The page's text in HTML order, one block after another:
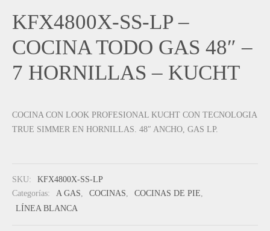
KFX4800X-SS-LP –
COCINA TODO GAS 48″ –
7 HORNILLAS – KUCHT
COCINA CON LOOK PROFESIONAL KUCHT CON TECNOLOGIA
TRUE SIMMER EN HORNILLAS. 48″ ANCHO, GAS LP.
SKU:
KFX4800X-SS-LP
Categorías:
A GAS, COCINAS, COCINAS DE PIE,
LÍNEA BLANCA